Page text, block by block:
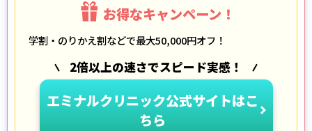
お得なキャンペーン！
学割・のりかえ割などで最大50,000円オフ！
2倍以上の速さでスピード実感！
エミナルクリニック公式サイトはこ
ちら